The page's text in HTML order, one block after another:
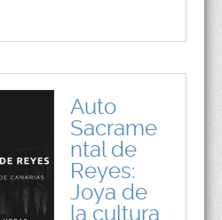
Auto
Sacrame
ntal de
Reyes:
Joya de
la cultura